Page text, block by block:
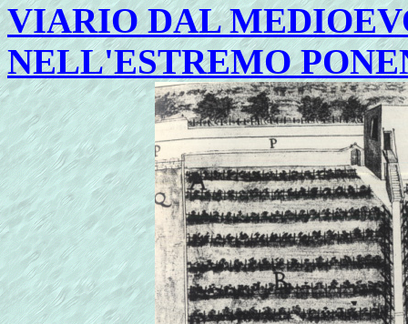
VIARIO DAL
NELL'ESTREMO